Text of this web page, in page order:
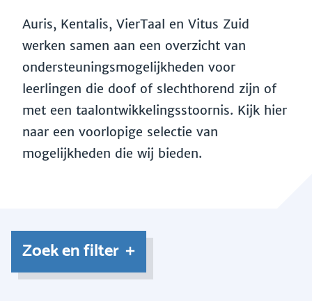
Auris, Kentalis, VierTaal en Vitus Zuid
werken samen aan een overzicht van
ondersteuningsmogelijkheden voor
leerlingen die doof of slechthorend zijn of
met een taalontwikkelingsstoornis. Kijk hier
naar een voorlopige selectie van
mogelijkheden die wij bieden.
Zoek en filter